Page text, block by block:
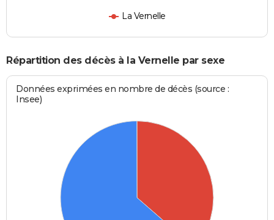
La Vernelle
Répartition des décès à la Vernelle par sexe
Données exprimées en nombre de décès (source :
Insee)